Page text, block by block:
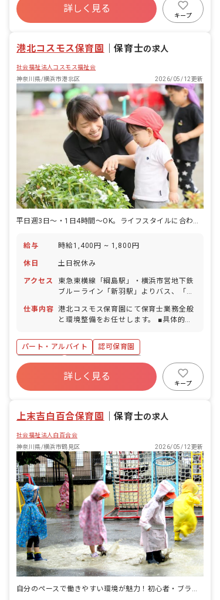
絡、通信 【記録関係】 ・指導計画
（年・月・週日案）の打ち合わせ参加 ・
社会保険完備
有給
残業少なめ
詳しく見る
キープ
港北コスモス保育園 ｜保育士の求人
社会福祉法人コスモス福祉会
神奈川県/横浜市港北区
2026/05/12更新
平日週3日～・1日4時間〜OK。ライフスタイルに合わせて保育のお仕事
給与 時給1,400円 ~ 1,800円
休日 土日祝休み
アクセス
東急東横線「綱島駅」・横浜市営地下鉄
ブルーライン「新羽駅」よりバス、「新
車通勤OK（駐輪場あり）
仕事内容 港北コスモス保育園にて保育士業務全般
と環境整備をお任せします。 ■具体的な
お願いします。 ・環境整備や園内の掃
除、洗濯などもお願いしています。
パート・アルバイト
認可保育園
正社員登用
ボーナス・賞与あり
有給
残業少なめ
詳しく見る
キープ
上末吉白百合保育園 ｜保育士の求人
社会福祉法人白百合会
神奈川県/横浜市鶴見区
2026/05/12更新
自分のペースで働きやすい環境が魅力！初心者・ブランクの方も歓迎しています